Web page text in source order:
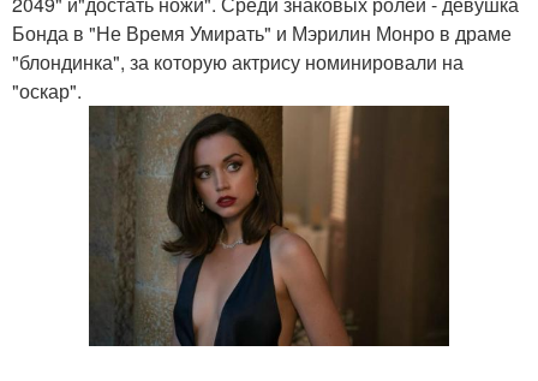
Бонда в "Не Время Умирать" и Мэрилин Монро в драме
"блондинка", за которую актрису номинировали на
"оскар".